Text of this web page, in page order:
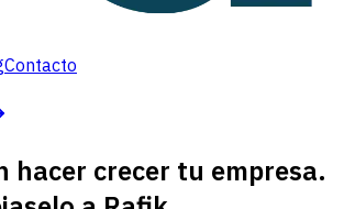
Contacto
hacer crecer tu empresa.